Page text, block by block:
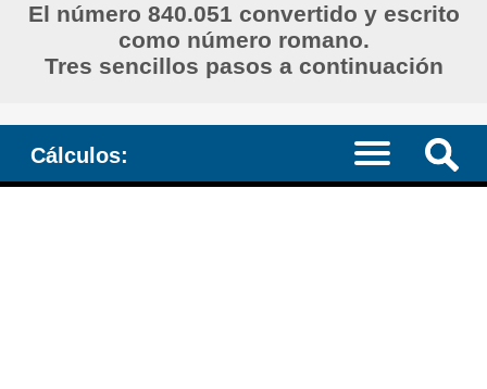
El número 840.051 convertido y escrito
como número romano.
Tres sencillos pasos a continuación
Cálculos: